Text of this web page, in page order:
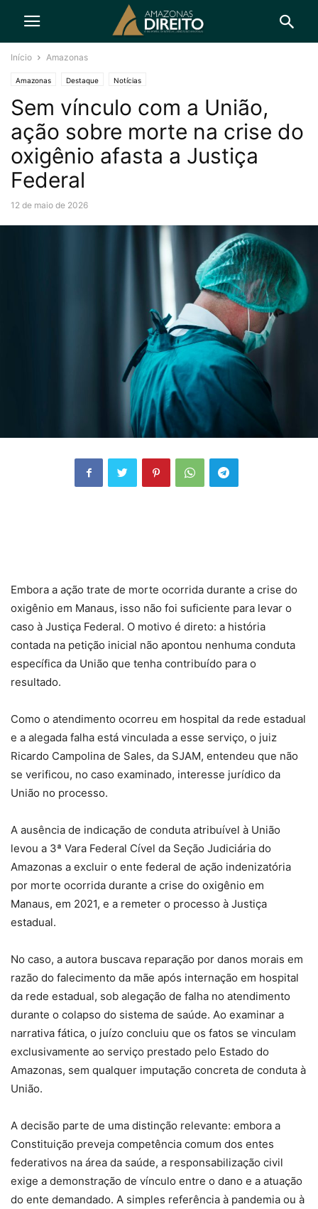
Início Amazonas
Amazonas Destaque Notícias
Sem vínculo com a União,
ação sobre morte na crise do
oxigênio afasta a Justiça
Federal
12 de maio de 2026
Embora a ação trate de morte ocorrida durante a crise do
oxigênio em Manaus, isso não foi suficiente para levar o
caso à Justiça Federal. O motivo é direto: a história
contada na petição inicial não apontou nenhuma conduta
específica da União que tenha contribuído para o
resultado.
Como o atendimento ocorreu em hospital da rede estadual
e a alegada falha está vinculada a esse serviço, o juiz
Ricardo Campolina de Sales, da SJAM, entendeu que não
se verificou, no caso examinado, interesse jurídico da
União no processo.
A ausência de indicação de conduta atribuível à União
levou a 3ª Vara Federal Cível da Seção Judiciária do
Amazonas a excluir o ente federal de ação indenizatória
por morte ocorrida durante a crise do oxigênio em
Manaus, em 2021, e a remeter o processo à Justiça
estadual.
No caso, a autora buscava reparação por danos morais em
razão do falecimento da mãe após internação em hospital
da rede estadual, sob alegação de falha no atendimento
durante o colapso do sistema de saúde. Ao examinar a
narrativa fática, o juízo concluiu que os fatos se vinculam
exclusivamente ao serviço prestado pelo Estado do
Amazonas, sem qualquer imputação concreta de conduta à
União.
A decisão parte de uma distinção relevante: embora a
Constituição preveja competência comum dos entes
federativos na área da saúde, a responsabilização civil
exige a demonstração de vínculo entre o dano e a atuação
do ente demandado. A simples referência à pandemia ou à